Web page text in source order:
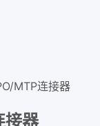
MTP连接器
接器